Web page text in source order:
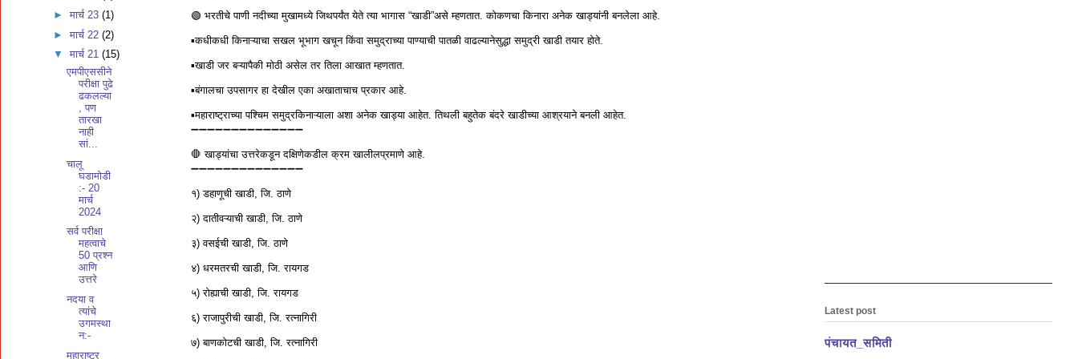
🟢 भरतीचे पाणी नदीच्या मुखामध्ये जिथपर्यंत येते त्या भागास “खाडी”असे म्हणतात. कोकणचा किनारा अनेक खाड्यांनी बनलेला आहे.
▪️कधीकधी किनाऱ्याचा सखल भूभाग खचून किंवा समुद्राच्या पाण्याची पातळी वाढल्यानेसुद्धा समुद्री खाडी तयार होते.
▪️खाडी जर बऱ्यापैकी मोठी असेल तर तिला आखात म्हणतात.
▪️बंगालचा उपसागर हा देखील एका अखाताचाच प्रकार आहे.
▪️महाराष्ट्राच्या पश्चिम समुद्रकिनाऱ्याला अशा अनेक खाड्या आहेत. तिथली बहुतेक बंदरे खाडीच्या आश्रयाने बनली आहेत.
➖➖➖➖➖➖➖➖➖➖➖➖➖➖
🛑 खाड्यांचा उत्तरेकडून दक्षिणेकडील क्रम खालीलप्रमाणे आहे.
➖➖➖➖➖➖➖➖➖➖➖➖➖➖
१) डहाणूची खाडी, जि. ठाणे
२) दातीवऱ्याची खाडी, जि. ठाणे
३) वसईची खाडी, जि. ठाणे
४) धरमतरची खाडी, जि. रायगड
५) रोह्याची खाडी, जि. रायगड
६) राजापुरीची खाडी, जि. रत्नागिरी
७) बाणकोटची खाडी, जि. रत्नागिरी
►मार्च 23(1)
►मार्च 22(2)
▼मार्च 21(15)
एमपीएससीने
परीक्षा पुढे
ढकलल्या
, पण
तारखा
नाही
सां...
चालू
घडामोडी
:- 20
मार्च
2024
सर्व परीक्षा
महत्वाचे
50 प्रश्न
आणि
उत्तरे
नदया व
त्यांचे
उगमस्था
न:-
महाराष्ट्र
Latest post
पंचायत_समिती